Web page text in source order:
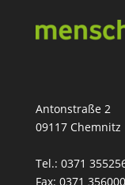
Antonstraße 2
09117 Chemnitz
Tel.: 0371
Fax: 0371